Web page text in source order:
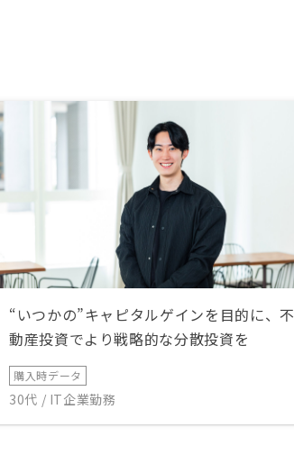
“いつかの”キャピタルゲインを目的に、不
動産投資でより戦略的な分散投資を
購入時データ
30代 / IT企業勤務